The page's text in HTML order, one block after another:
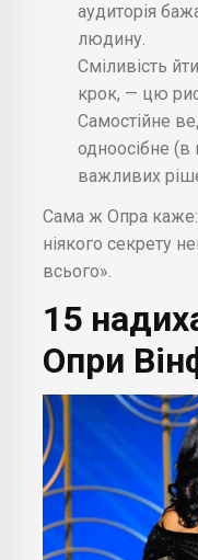
аудиторія
людину.
Сміливість
крок, — цю
Самостійне
одноосібне (в
важливих
Сама ж Опра каже:
ніякого секрету
всього».
15
Опри